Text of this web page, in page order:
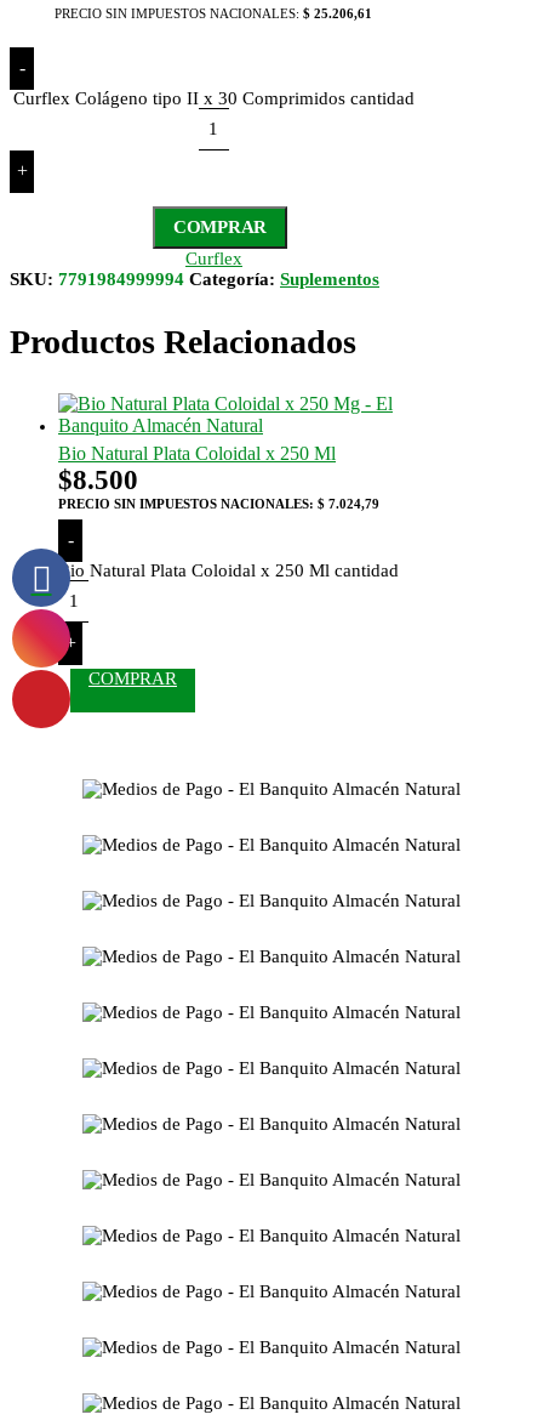
PRECIO SIN IMPUESTOS NACIONALES:$ 25.206,61
-
Curflex Colágeno tipo II x 30 Comprimidos cantidad
+
COMPRAR
Curflex
SKU: 7791984999994 Categoría: Suplementos
Productos Relacionados
Bio Natural Plata Coloidal x 250 Ml
$8.500
PRECIO SIN IMPUESTOS NACIONALES: $ 7.024,79
-
Bio Natural Plata Coloidal x 250 Ml cantidad
+
COMPRAR